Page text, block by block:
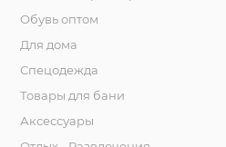
Обувь оптом
Для дома
Спецодежда
Товары для бани
Аксессуары